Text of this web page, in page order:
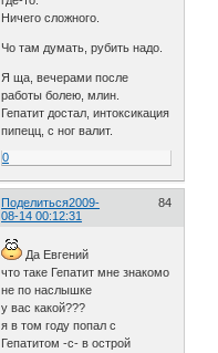
Ничего сложного.
Чо там думать, рубить надо.
Я ща, вечерами после
работы болею, млин.
Гепатит достал, интоксикация
пипецц, с ног валит.
0
Поделиться 84
2009-
08-14 00:12:31
Да Евгений
что таке Гепатит мне знакомо
не по наслышке
у вас какой???
я в том году попал с
Гепатитом -с- в острой